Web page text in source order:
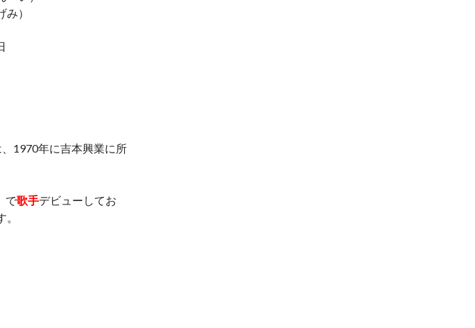
）
1970年に吉本興業に所
で歌手デビューしてお